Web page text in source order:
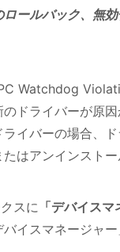
ールバック、無
Watchdog
ドライバーが原因
イバーの場合、
はアンインストー
スに 「デバイスマ
イスマネージャー